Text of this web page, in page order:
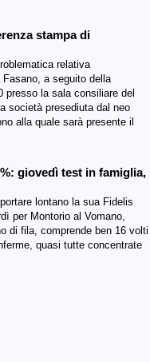
stampa di
relativa
a seguito della
presso la sala consiliare del
società presediuta dal neo
alla quale sarà presente il
giovedì test in famiglia,
lontano la sua Fidelis
per Montorio al Vomano,
di fila, comprende ben 16 volti
quasi tutte concentrate